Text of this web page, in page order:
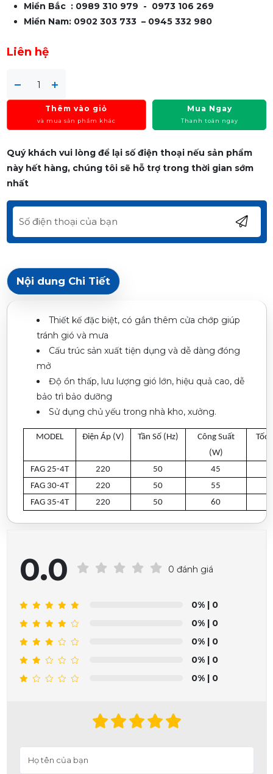
Miền Bắc : 0989 310 979 - 0973 106 269
Miền Nam: 0902 303 733 – 0945 332 980
Liên hệ
Thêm vào giỏ
và mua sản phẩm khác
Mua Ngay
Thanh toán ngay
Quý khách vui lòng để lại số điện thoại nếu sản phẩm
này hết hàng, chúng tôi sẽ hỗ trợ trong thời gian sớm
nhất
Nội dung Chi Tiết
Thiết kế đặc biệt, có gắn thêm cửa chớp giúp
tránh gió và mưa
Cấu trúc sản xuất tiện dụng và dễ dàng đóng
mở
Độ ồn thấp, lưu lượng gió lớn, hiệu quả cao, dễ
bảo trì bảo dưỡng
Sử dụng chủ yếu trong nhà kho, xưởng.
MODEL Điện Áp (V) Tần Số (Hz)
Công Suất
(W)
Tốc
FAG 25-4T 220 50 45
FAG 30-4T
220 50 55
FAG 35-4T
220 50 60
0.0 0 đánh giá
0% | 0
0% | 0
0% | 0
0% | 0
0% | 0